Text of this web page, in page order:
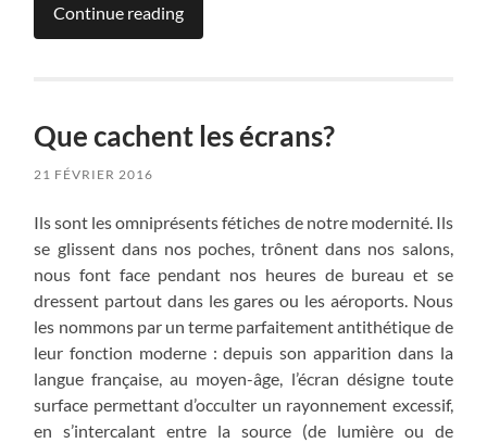
Continue reading
Que cachent les écrans?
21 FÉVRIER 2016
Ils sont les omniprésents fétiches de notre modernité. Ils
se glissent dans nos poches, trônent dans nos salons,
nous font face pendant nos heures de bureau et se
dressent partout dans les gares ou les aéroports. Nous
les nommons par un terme parfaitement antithétique de
leur fonction moderne : depuis son apparition dans la
langue française, au moyen-âge, l’écran désigne toute
surface permettant d’occulter un rayonnement excessif,
en s’intercalant entre la source (de lumière ou de